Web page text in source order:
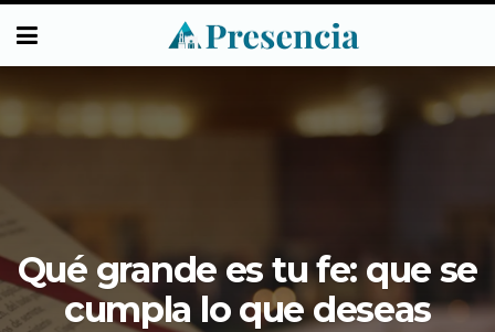
Qué grande es tu fe: que se
cumpla lo que deseas